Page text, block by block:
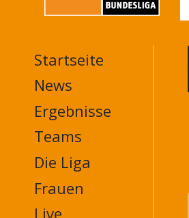
MAIN
NAVIGATION
FOOTER
Startseite
News
Ergebnisse
Teams
Die Liga
Frauen
Live